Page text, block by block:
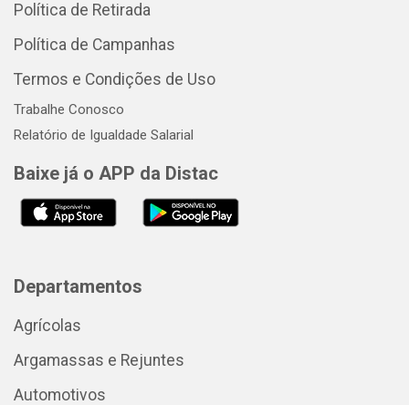
Política de Retirada
Política de Campanhas
Termos e Condições de Uso
Trabalhe Conosco
Relatório de Igualdade Salarial
Baixe já o APP da Distac
Departamentos
Agrícolas
Argamassas e Rejuntes
Automotivos